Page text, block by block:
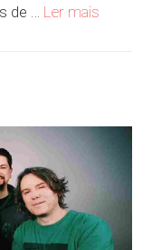
de … Ler mais